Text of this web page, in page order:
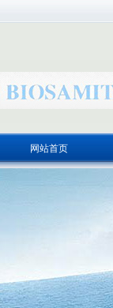
网站首页